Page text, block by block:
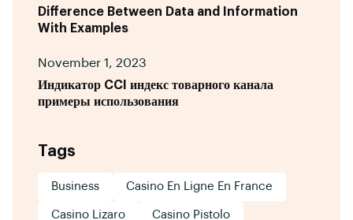
Difference Between Data and Information
With Examples
November 1, 2023
Индикатор CCI индекс товарного канала
примеры использования
Tags
Business Casino En Ligne En France
Casino Lizaro Casino Pistolo